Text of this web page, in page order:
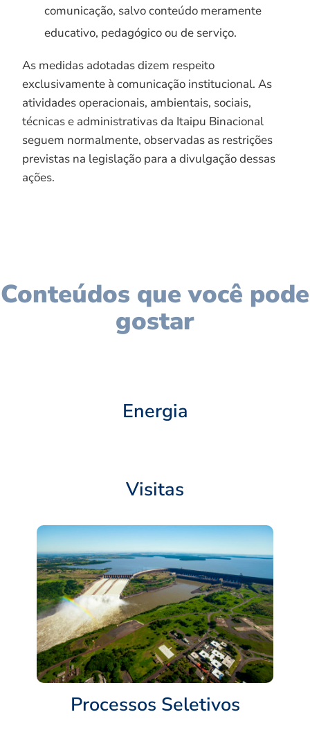
comunicação, salvo conteúdo meramente
educativo, pedagógico ou de serviço.
As medidas adotadas dizem respeito
exclusivamente à comunicação institucional. As
atividades operacionais, ambientais, sociais,
técnicas e administrativas da Itaipu Binacional
seguem normalmente, observadas as restrições
previstas na legislação para a divulgação dessas
ações.
Conteúdos que você pode
gostar
Energia
Visitas
Processos Seletivos